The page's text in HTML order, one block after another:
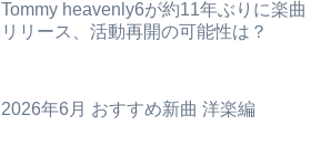
【秋田県】記者会見にオンライン出席したエリート幹部職員、バスローブ姿でタバコを吸いながら説明 県が聞き取りへ
【動画】福岡の電車、複数の駅で「チンポッ❤」というアナウンスが流れ大騒ぎwwwwwwwww
Tommy heavenly6が約11年ぶりに楽曲
リリース、活動再開の可能性は？
2026年6月 おすすめ新曲 洋楽編